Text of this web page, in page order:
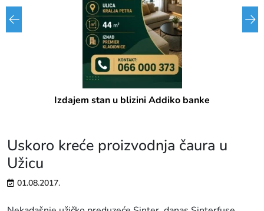
Izdajem stan u blizini Addiko banke
Uskoro kreće proizvodnja čaura u
Užicu
01.08.2017.